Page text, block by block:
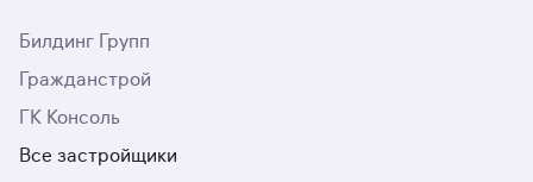
Билдинг Групп
Гражданстрой
ГК Консоль
Все застройщики